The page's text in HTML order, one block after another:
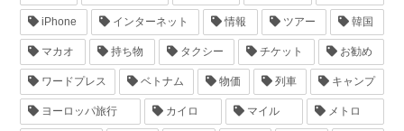
iPhone インターネット 情報 ツアー 韓国
マカオ 持ち物 タクシー チケット お勧め
ワードプレス ベトナム 物価 列車 キャンプ
ヨーロッパ旅行 カイロ マイル メトロ